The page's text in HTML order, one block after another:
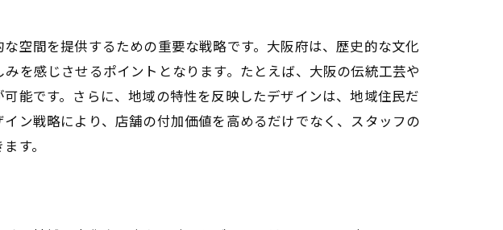
空間を提供するための重要な戦略です。大阪府は、歴史的な文化
を感じさせるポイントとなります。たとえば、大阪の伝統工芸や
能です。さらに、地域の特性を反映したデザインは、地域住民だ
ン戦略により、店舗の付加価値を高めるだけでなく、スタッフの
す。